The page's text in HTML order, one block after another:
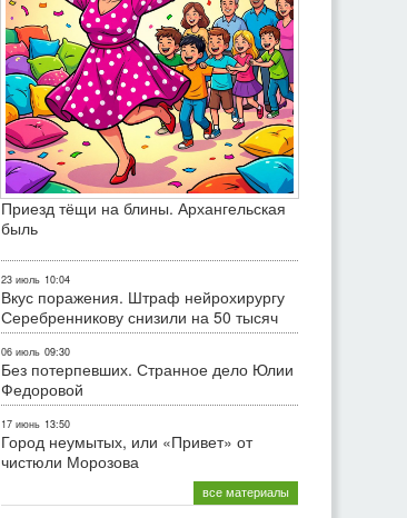
Приезд тёщи на блины. Архангельская
быль
23 июль 10:04
Вкус поражения. Штраф нейрохирургу
Серебренникову снизили на 50 тысяч
06 июль 09:30
Без потерпевших. Странное дело Юлии
Федоровой
17 июнь 13:50
Город неумытых, или «Привет» от
чистюли Морозова
все материалы